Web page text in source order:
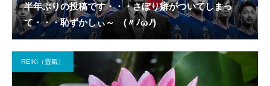
半年ぶりの投稿です・・・さぼり癖がついてしまっ
て・・・恥ずかしぃ～ (〃ﾉωﾉ)
REIKI（靈氣）